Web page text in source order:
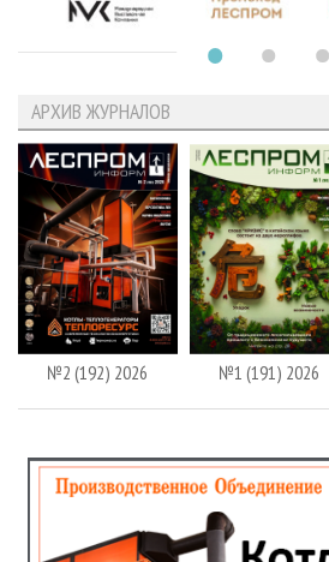
АРХИВ ЖУРНАЛОВ
№2 (192) 2026 №1 (191) 2026